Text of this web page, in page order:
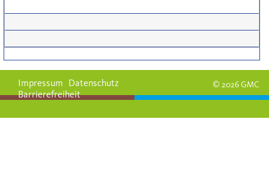
© 2026 GMC
Impressum Datenschutz
Barrierefreiheit